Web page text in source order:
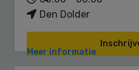
Den Dolder
Meer informatie